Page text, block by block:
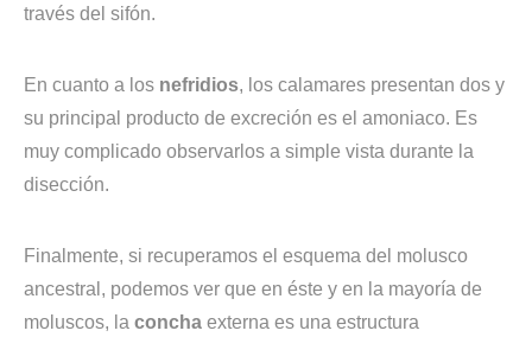
través del sifón.
En cuanto a los nefridios, los calamares presentan dos y
su principal producto de excreción es el amoniaco. Es
muy complicado observarlos a simple vista durante la
disección.
Finalmente, si recuperamos el esquema del molusco
ancestral, podemos ver que en éste y en la mayoría de
moluscos, la concha externa es una estructura